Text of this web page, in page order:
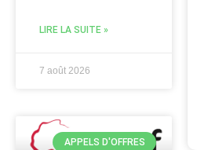
LIRE LA SUITE »
7 août 2026
APPELS D'OFFRES